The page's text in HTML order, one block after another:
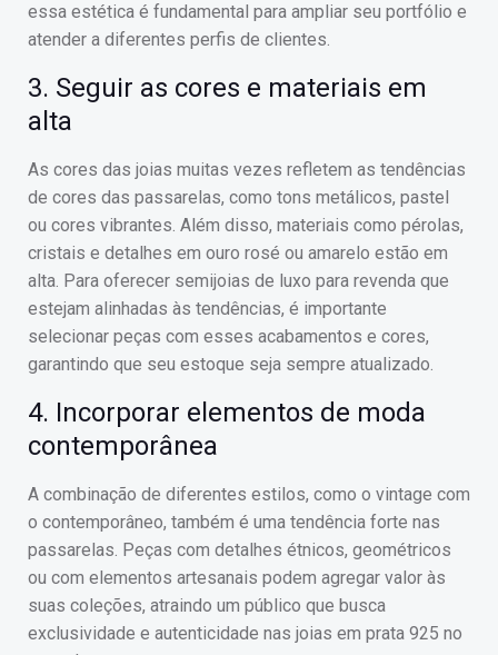
essa estética é fundamental para ampliar seu portfólio e
atender a diferentes perfis de clientes.
3. Seguir as cores e materiais em
alta
As cores das joias muitas vezes refletem as tendências
de cores das passarelas, como tons metálicos, pastel
ou cores vibrantes. Além disso, materiais como pérolas,
cristais e detalhes em ouro rosé ou amarelo estão em
alta. Para oferecer semijoias de luxo para revenda que
estejam alinhadas às tendências, é importante
selecionar peças com esses acabamentos e cores,
garantindo que seu estoque seja sempre atualizado.
4. Incorporar elementos de moda
contemporânea
A combinação de diferentes estilos, como o vintage com
o contemporâneo, também é uma tendência forte nas
passarelas. Peças com detalhes étnicos, geométricos
ou com elementos artesanais podem agregar valor às
suas coleções, atraindo um público que busca
exclusividade e autenticidade nas joias em prata 925 no